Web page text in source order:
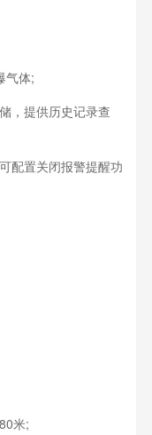
体;
，提供历史记录查
置关闭报警提醒功
米;